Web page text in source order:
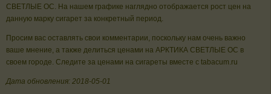
СВЕТЛЫЕ ОС. На нашем графике наглядно отображается рост цен на
данную марку сигарет за конкретный период.
Просим вас оставлять свои комментарии, поскольку нам очень важно
ваше мнение, а также делиться ценами на АРКТИКА СВЕТЛЫЕ ОС в
своем городе. Следите за ценами на сигареты вместе с tabacum.ru
Дата обновления: 2018-05-01